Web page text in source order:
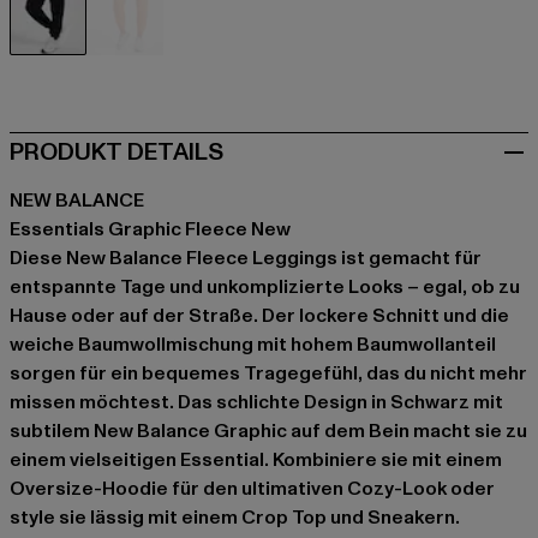
PRODUKT DETAILS
NEW BALANCE
Essentials Graphic Fleece New
Diese New Balance Fleece Leggings ist gemacht für
entspannte Tage und unkomplizierte Looks – egal, ob zu
Hause oder auf der Straße. Der lockere Schnitt und die
weiche Baumwollmischung mit hohem Baumwollanteil
sorgen für ein bequemes Tragegefühl, das du nicht mehr
missen möchtest. Das schlichte Design in Schwarz mit
subtilem New Balance Graphic auf dem Bein macht sie zu
einem vielseitigen Essential. Kombiniere sie mit einem
Oversize-Hoodie für den ultimativen Cozy-Look oder
style sie lässig mit einem Crop Top und Sneakern.